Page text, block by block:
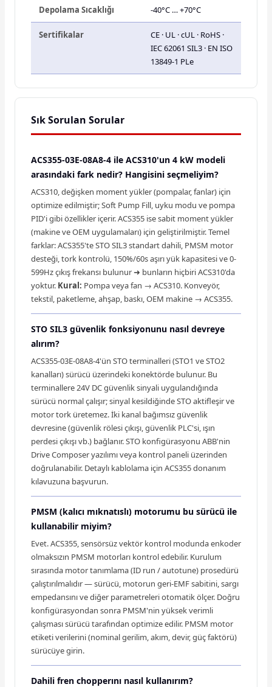
Depolama Sıcaklığı -40°C … +70°C
Sertifikalar
CE · UL · cUL · RoHS ·
IEC 62061 SIL3 · EN ISO
13849-1 PLe
Sık Sorulan Sorular
ACS355-03E-08A8-4 ile ACS310'un 4 kW modeli
arasındaki fark nedir? Hangisini seçmeliyim?
ACS310, değişken moment yükler (pompalar, fanlar) için
optimize edilmiştir; Soft Pump Fill, uyku modu ve pompa
PID'i gibi özellikler içerir. ACS355 ise sabit moment yükler
(makine ve OEM uygulamaları) için geliştirilmiştir. Temel
farklar: ACS355'te STO SIL3 standart dahili, PMSM motor
desteği, tork kontrolü, 150%/60s aşırı yük kapasitesi ve 0-
599Hz çıkış frekansı bulunur ➜ bunların hiçbiri ACS310'da
yoktur. Kural: Pompa veya fan → ACS310. Konveyör,
tekstil, paketleme, ahşap, baskı, OEM makine → ACS355.
STO SIL3 güvenlik fonksiyonunu nasıl devreye
alırım?
ACS355-03E-08A8-4'ün STO terminalleri (STO1 ve STO2
kanalları) sürücü üzerindeki konektörde bulunur. Bu
terminallere 24V DC güvenlik sinyali uygulandığında
sürücü normal çalışır; sinyal kesildiğinde STO aktifleşir ve
motor tork üretemez. İki kanal bağımsız güvenlik
devresine (güvenlik rölesi çıkışı, güvenlik PLC'si, ışın
perdesi çıkışı vb.) bağlanır. STO konfigürasyonu ABB'nin
Drive Composer yazılımı veya kontrol paneli üzerinden
doğrulanabilir. Detaylı kablolama için ACS355 donanım
kılavuzuna başvurun.
PMSM (kalıcı mıknatıslı) motorumu bu sürücü ile
kullanabilir miyim?
Evet. ACS355, sensörsüz vektör kontrol modunda enkoder
olmaksızın PMSM motorları kontrol edebilir. Kurulum
sırasında motor tanımlama (ID run / autotune) prosedürü
çalıştırılmalıdır — sürücü, motorun geri-EMF sabitini, sargı
empedansını ve diğer parametreleri otomatik ölçer. Doğru
konfigürasyondan sonra PMSM'nin yüksek verimli
çalışması sürücü tarafından optimize edilir. PMSM motor
etiketi verilerini (nominal gerilim, akım, devir, güç faktörü)
sürücüye girin.
Dahili fren chopperını nasıl kullanırım?